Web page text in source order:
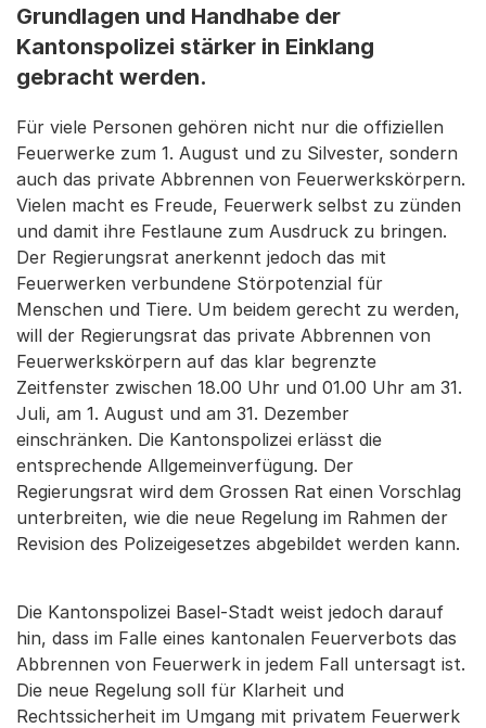
Grundlagen und Handhabe der
Kantonspolizei stärker in Einklang
gebracht werden.
Für viele Personen gehören nicht nur die offiziellen
Feuerwerke zum 1. August und zu Silvester, sondern
auch das private Abbrennen von Feuerwerkskörpern.
Vielen macht es Freude, Feuerwerk selbst zu zünden
und damit ihre Festlaune zum Ausdruck zu bringen.
Der Regierungsrat anerkennt jedoch das mit
Feuerwerken verbundene Störpotenzial für
Menschen und Tiere. Um beidem gerecht zu werden,
will der Regierungsrat das private Abbrennen von
Feuerwerkskörpern auf das klar begrenzte
Zeitfenster zwischen 18.00 Uhr und 01.00 Uhr am 31.
Juli, am 1. August und am 31. Dezember
einschränken. Die Kantonspolizei erlässt die
entsprechende Allgemeinverfügung. Der
Regierungsrat wird dem Grossen Rat einen Vorschlag
unterbreiten, wie die neue Regelung im Rahmen der
Revision des Polizeigesetzes abgebildet werden kann.
Die Kantonspolizei Basel-Stadt weist jedoch darauf
hin, dass im Falle eines kantonalen Feuerverbots das
Abbrennen von Feuerwerk in jedem Fall untersagt ist.
Die neue Regelung soll für Klarheit und
Rechtssicherheit im Umgang mit privatem Feuerwerk